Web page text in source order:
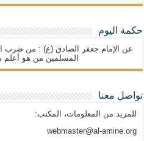
حكمة اليوم
عن الإمام جعفر الصادق (ع) : من ضرب
المسلمين من هو أعلم
تواصل معنا
للمزيد من المعلومات، المكتب:
webmaster@al-amine.org